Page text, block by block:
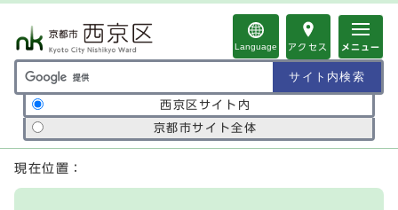
Language アクセス メニュー
サイト内検索の範囲
西京区サイト内
京都市サイト全体
ここから本文です
現在位置：